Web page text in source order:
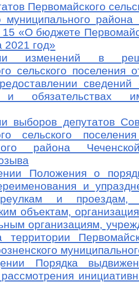
Первомайского
муниципального
«О бюджете
2021 год»
изменений в
сельского поселения
сведений
обязательствах
выборов депутатов
сельского
района
Положения о
и
и
объектам,
организациям,
территории
Порядка